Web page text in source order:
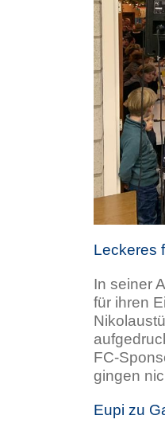
Leckeres
In seiner
für ihren
FC-
gingen
Eupi zu